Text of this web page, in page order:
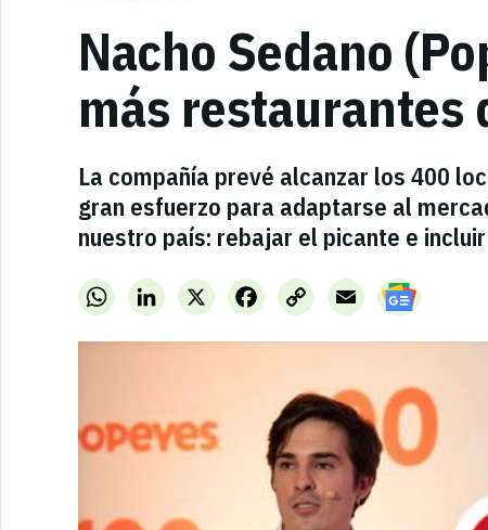
Nacho Sedano
más restaurantes
La compañía prevé alcanzar los 400
gran esfuerzo para adaptarse al
nuestro país: rebajar el picante e
WhatsAppLinkedInX FacebookCopy
Link
Email